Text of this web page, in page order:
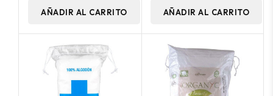
AÑADIR AL CARRITO AÑADIR AL CARRITO